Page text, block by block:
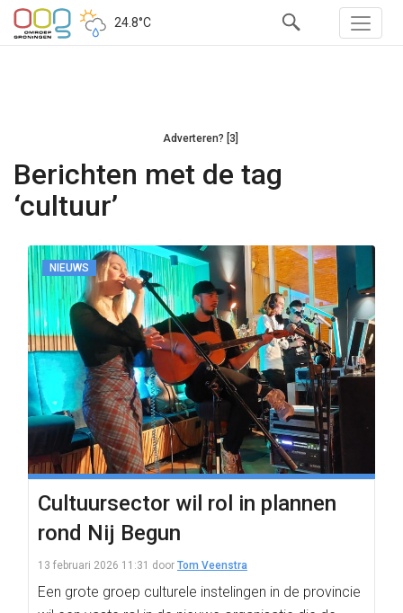
24.8°C
Adverteren? [3]
Berichten met de tag
‘cultuur’
NIEUWS
Cultuursector wil rol in plannen
rond Nij Begun
13 februari 2026 11:31 door Tom Veenstra
Een grote groep culturele instelingen in de provincie